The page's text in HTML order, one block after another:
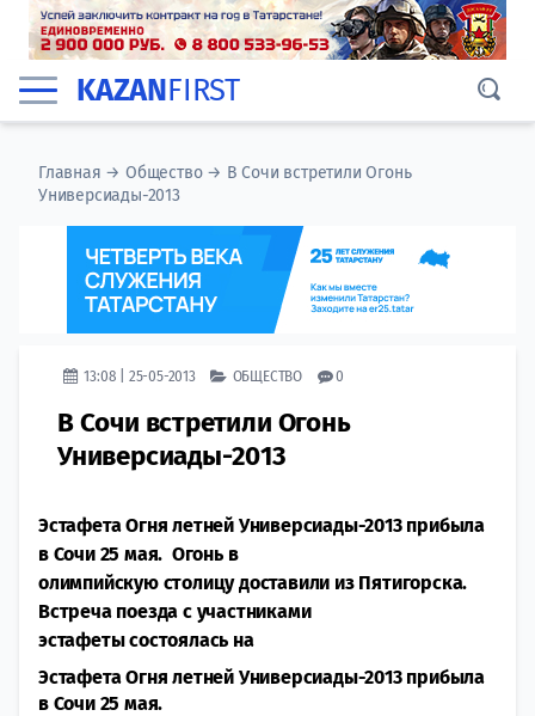
KAZANFIRST
Главная →Общество→ В Сочи встретили Огонь
Универсиады-2013
13:08 | 25-05-2013 ОБЩЕСТВО 0
В Сочи встретили Огонь
Универсиады-2013
Эстафета Огня летней Универсиады-2013 прибыла
в Сочи 25 мая. Огонь в
олимпийскую столицу доставили из Пятигорска.
Встреча поезда с участниками
эстафеты состоялась на
Эстафета Огня летней Универсиады-2013 прибыла
в Сочи 25 мая.